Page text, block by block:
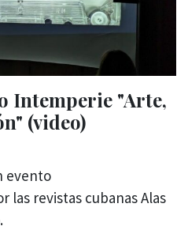
Intemperie "Arte,
(video)
evento
las revistas cubanas Alas